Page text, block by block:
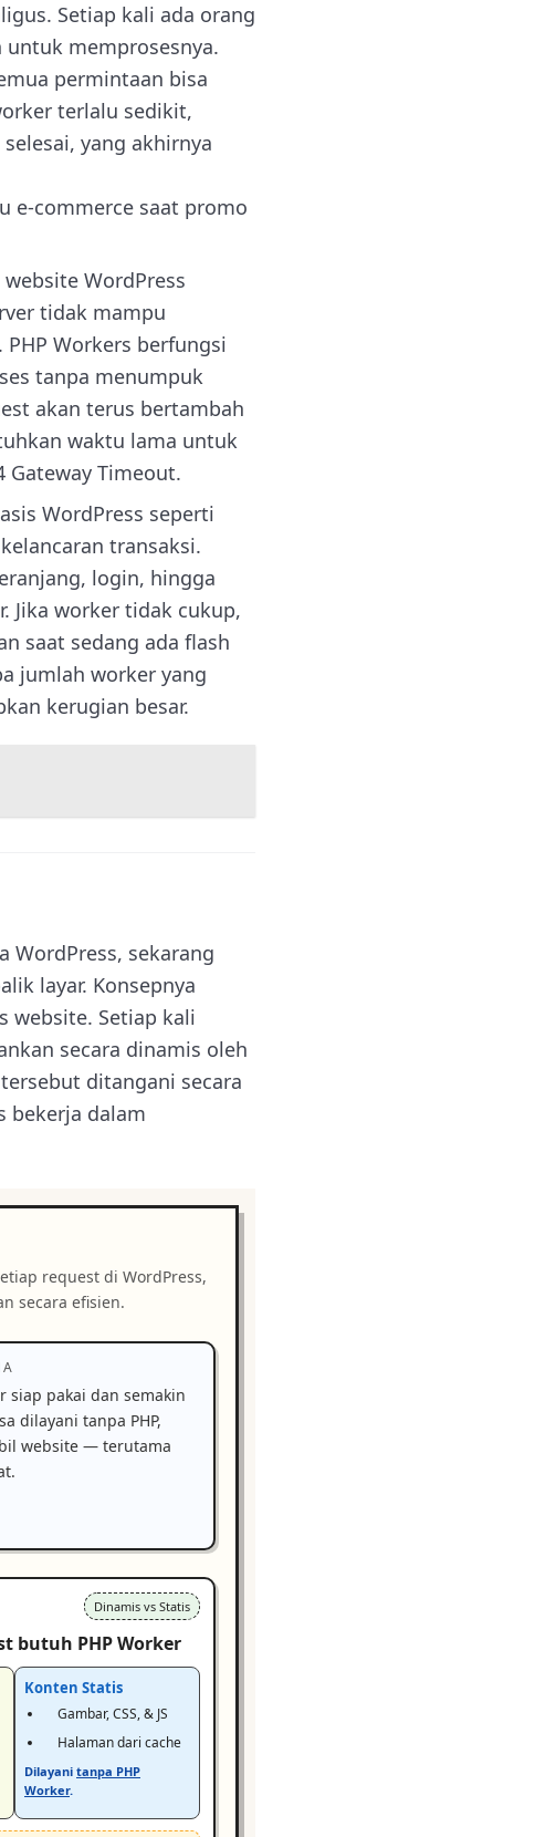
Setiap kali ada orang
memprosesnya.
permintaan bisa
terlalu sedikit,
yang akhirnya
e-commerce saat promo
WordPress
tidak mampu
Workers berfungsi
tanpa menumpuk
akan terus bertambah
waktu lama untuk
Timeout.
WordPress seperti
transaksi.
login, hingga
Jika worker tidak cukup,
saat sedang ada flash
jumlah worker yang
kerugian besar.
WordPress, sekarang
layar. Konsepnya
website. Setiap kali
secara dinamis oleh
ditangani secara
bekerja dalam
request di WordPress,
secara efisien.
siap pakai dan semakin
dilayani tanpa PHP,
website — terutama
Dinamis vs Statis
butuh PHP Worker
Konten Statis
Gambar, CSS, & JS
Halaman dari cache
Dilayani tanpa PHP
Worker.